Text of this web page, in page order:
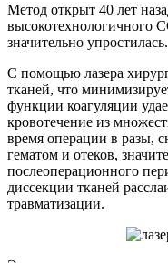
Метод открыт 40 лет
высокотехнологичного
значительно упростилась.
С помощью лазера
тканей, что
функции коагуляции
кровотечение из
время операции в разы,
гематом и отеков,
послеоперационного
диссекции тканей
травматизации.